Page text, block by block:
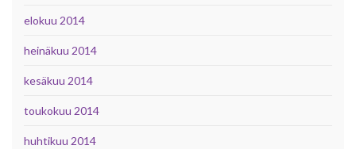
elokuu 2014
heinäkuu 2014
kesäkuu 2014
toukokuu 2014
huhtikuu 2014